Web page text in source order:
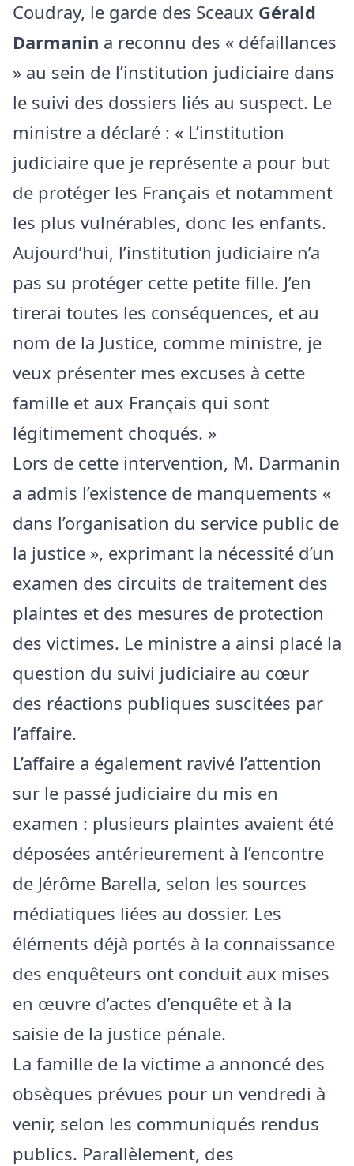
Coudray, le garde des Sceaux Gérald
Darmanin a reconnu des « défaillances
» au sein de l’institution judiciaire dans
le suivi des dossiers liés au suspect. Le
ministre a déclaré : « L’institution
judiciaire que je représente a pour but
de protéger les Français et notamment
les plus vulnérables, donc les enfants.
Aujourd’hui, l’institution judiciaire n’a
pas su protéger cette petite fille. J’en
tirerai toutes les conséquences, et au
nom de la Justice, comme ministre, je
veux présenter mes excuses à cette
famille et aux Français qui sont
légitimement choqués. »
Lors de cette intervention, M. Darmanin
a admis l’existence de manquements «
dans l’organisation du service public de
la justice », exprimant la nécessité d’un
examen des circuits de traitement des
plaintes et des mesures de protection
des victimes. Le ministre a ainsi placé la
question du suivi judiciaire au cœur
des réactions publiques suscitées par
l’affaire.
L’affaire a également ravivé l’attention
sur le passé judiciaire du mis en
examen : plusieurs plaintes avaient été
déposées antérieurement à l’encontre
de Jérôme Barella, selon les sources
médiatiques liées au dossier. Les
éléments déjà portés à la connaissance
des enquêteurs ont conduit aux mises
en œuvre d’actes d’enquête et à la
saisie de la justice pénale.
La famille de la victime a annoncé des
obsèques prévues pour un vendredi à
venir, selon les communiqués rendus
publics. Parallèlement, des